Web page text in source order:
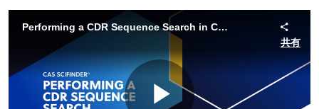
Performing a CDR Sequence Search in CAS SciFinder
共有